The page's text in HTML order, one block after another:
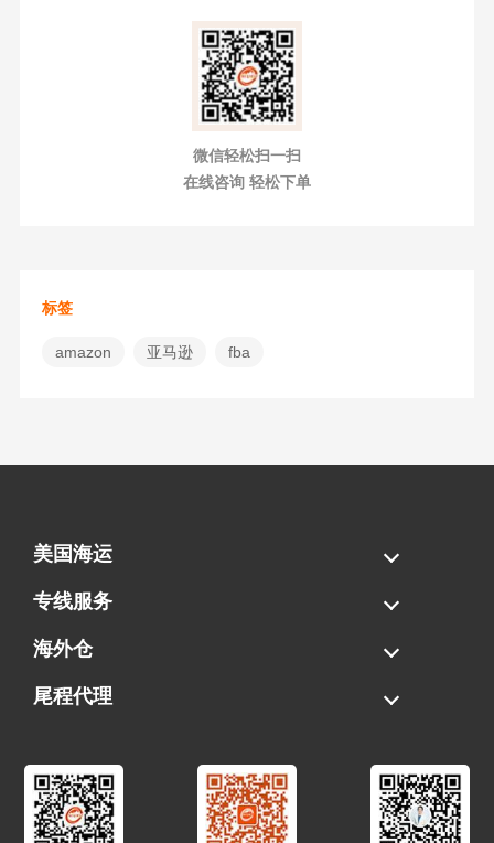
微信轻松扫一扫
在线咨询 轻松下单
标签
amazon 亚马逊 fba
美国海运
海运拼柜
海运整柜
美国海卡
加拿大海运
专线服务
FBA专线直送
超大件专线
AWD专线
电池专线
海外仓
一件代发
FBA中转
贴标换标
拆柜/存储
尾程代理